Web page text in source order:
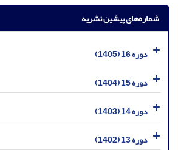
شماره‌های پیشین نشریه
دوره 16 (1405)
دوره 15 (1404)
دوره 14 (1403)
دوره 13 (1402)